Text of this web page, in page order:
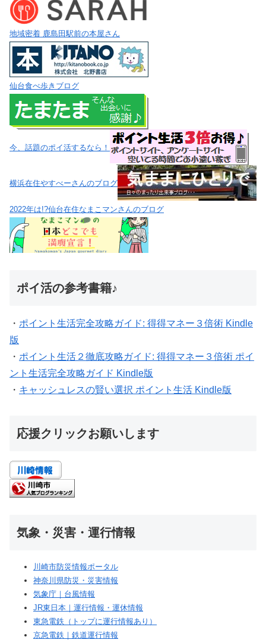
地域密着 鹿島田駅前の本屋さん
仙台食べ歩きブログ
今、話題のポイ活するなら！
横浜在住やすべーさんのブログ
2022年は!?仙台在住なまこマンさんのブログ
ポイ活の参考書籍♪
・ ポイント生活完全攻略ガイド: 得得マネー３倍術 Kindle
版
・ ポイント生活２徹底攻略ガイド: 得得マネー３倍術 ポイ
ント生活完全攻略ガイド Kindle版
・ キャッシュレスの賢い選択 ポイント生活 Kindle版
応援クリックお願いします
気象・災害・運行情報
川崎市防災情報ポータル
神奈川県防災・災害情報
気象庁｜台風情報
JR東日本｜運行情報・運休情報
東急電鉄（トップに運行情報あり）
京急電鉄｜鉄道運行情報